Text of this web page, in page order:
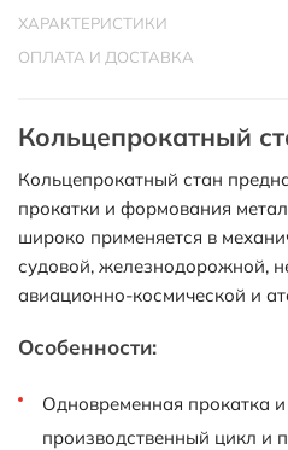
ХАРАКТЕРИСТИКИ
ОПЛАТА И ДОСТАВКА
Кольцепрокатный
Кольцепрокатный стан
прокатки и формования
широко применяется в
судовой, железнодорожной,
авиационно-космической и
Особенности:
Одновременная прокатка
производственный цикл и